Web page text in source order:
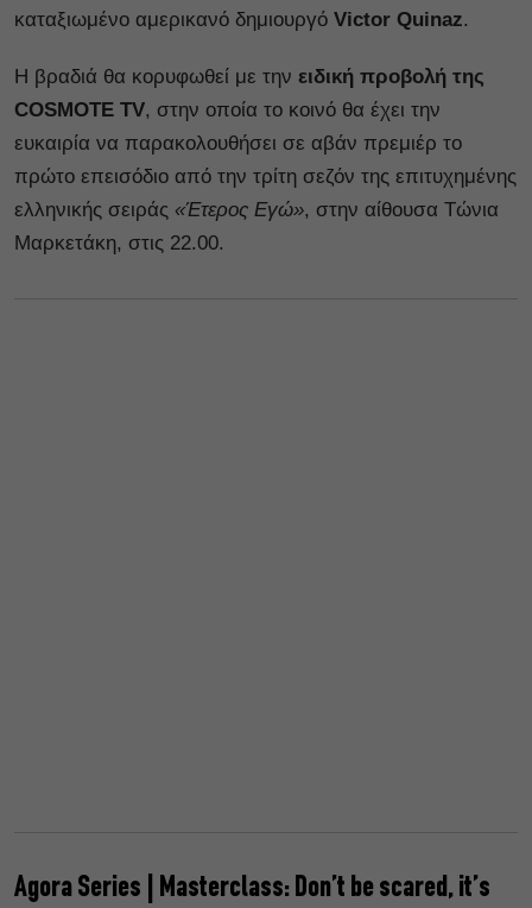
καταξιωμένο αμερικανό δημιουργό Victor Quinaz.
Η βραδιά θα κορυφωθεί με την ειδική προβολή της
COSMOTE TV, στην οποία το κοινό θα έχει την
ευκαιρία να παρακολουθήσει σε αβάν πρεμιέρ το
πρώτο επεισόδιο από την τρίτη σεζόν της επιτυχημένης
ελληνικής σειράς «Έτερος Εγώ», στην αίθουσα Τώνια
Μαρκετάκη, στις 22.00.
Agora Series | Masterclass: Don’t be scared, it’s